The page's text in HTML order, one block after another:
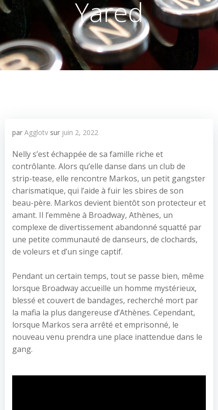
Yared
par Agglotv sur juin 2, 2022
Nelly s’est échappée de sa famille riche et
contrôlante. Alors qu’elle danse dans un club de
strip-tease, elle rencontre Markos, un petit gangster
charismatique, qui l’aide à fuir les sbires de son
beau-père. Markos devient bientôt son protecteur et
amant. Il l’emmène à Broadway, Athènes, un
complexe de divertissement abandonné squatté par
une petite communauté de danseurs, de clochards,
de voleurs et d’un singe captif.
Pendant un certain temps, tout se passe bien, même
lorsque Broadway accueille un homme mystérieux,
blessé et couvert de bandages, recherché mort par
la mafia la plus dangereuse d’Athènes. Cependant,
lorsque Markos sera arrêté et emprisonné, le
nouveau venu prendra une place inattendue dans le
gang.